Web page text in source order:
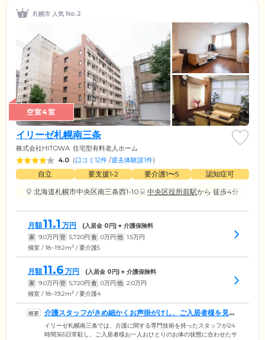
札幌市 人気 No.2
空室4室
イリーゼ札幌南三条
株式会社HITOWA 住宅型有料老人ホーム
4.0 (口コミ12件 /退去体験談1件)
自立 要支援1•2 要介護1〜5
認知症可
北海道札幌市中央区南三条西1-10
中央区役所前駅から 徒歩4分
月額11.1 万円 (入居金 0円) + 介護保険料
家 9.0万円 管 5,720円 食 0万円 他 1.5万円
個室 / 18~19.2m2 / 要介護5
月額11.6 万円 (入居金 0円) + 介護保険料
家 9.0万円 管 5,720円 食 0万円 他 2.0万円
個室 / 18~19.2m2 / 要介護4
介護スタッフがきめ細かくお声掛がけし、ご入居者様を見守
ります
イリーゼ札幌南三条では、介護に関する専門技術を持ったスタッフが24
時間365日常駐し、ご入居者様お一人おひとりのお体の状態に合わせたサ